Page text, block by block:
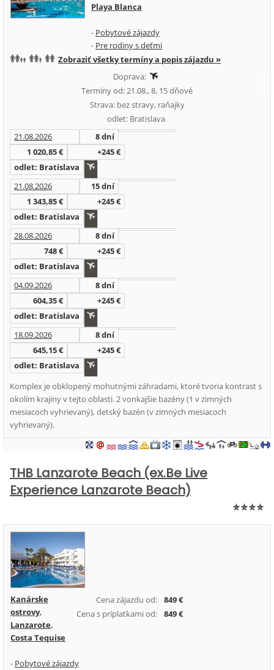
Playa Blanca
- Pobytové zájazdy
- Pre rodiny s deťmi
Zobraziť všetky termíny a popis zájazdu »
Doprava:
Termíny od: 21.08., 8, 15 dňové
Strava: bez stravy, raňajky
odlet: Bratislava
21.08.2026
8 dní
1 020,85 €
+245 €
odlet: Bratislava
21.08.2026
15 dní
1 343,85 €
+245 €
odlet: Bratislava
28.08.2026
8 dní
748 €
+245 €
odlet: Bratislava
04.09.2026
8 dní
604,35 €
+245 €
odlet: Bratislava
18.09.2026
8 dní
645,15 €
+245 €
odlet: Bratislava
Komplex je obklopený mohutnými záhradami, ktoré tvoria kontrast s
okolím krajiny v tejto oblasti. 2 vonkajšie bazény (1 v zimných
mesiacoch vyhrievaný), detský bazén (v zimných mesiacoch
vyhrievaný).
THB Lanzarote Beach (ex.Be Live
Experience Lanzarote Beach)
Cena zájazdu od:
849 €
Cena s príplatkami od:
849 €
Kanárske
ostrovy,
Lanzarote,
Costa Tequise
- Pobytové zájazdy